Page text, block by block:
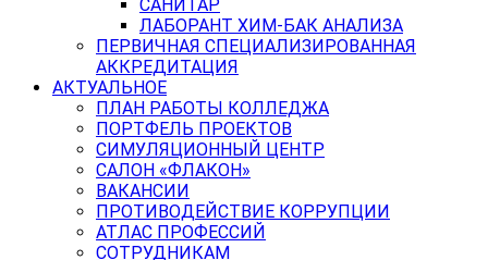
САНИТАР
ЛАБОРАНТ ХИМ-БАК АНАЛИЗА
ПЕРВИЧНАЯ СПЕЦИАЛИЗИРОВАННАЯ
АККРЕДИТАЦИЯ
АКТУАЛЬНОЕ
ПЛАН РАБОТЫ КОЛЛЕДЖА
ПОРТФЕЛЬ ПРОЕКТОВ
СИМУЛЯЦИОННЫЙ ЦЕНТР
САЛОН «ФЛАКОН»
ВАКАНСИИ
ПРОТИВОДЕЙСТВИЕ КОРРУПЦИИ
АТЛАС ПРОФЕССИЙ
СОТРУДНИКАМ